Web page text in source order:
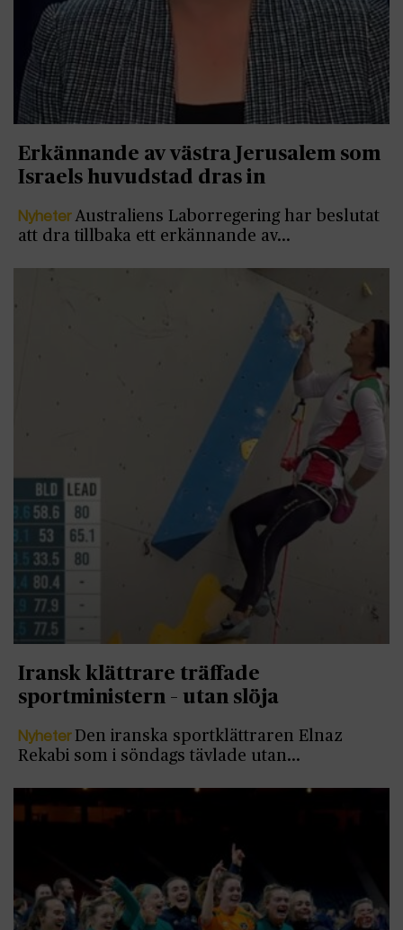
Erkännande av västra Jerusalem som
Israels huvudstad dras in
NyheterAustraliens Laborregering har beslutat
att dra tillbaka ett erkännande av…
Iransk klättrare träffade
sportministern – utan slöja
Nyheter Den iranska sportklättraren Elnaz
Rekabi som i söndags tävlade utan…